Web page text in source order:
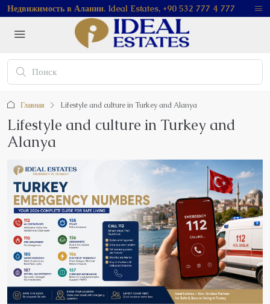
Недвижимость в Алании. Ideal Estates, +90 532 777 4 777
Главная Lifestyle and culture in Turkey and Alanya
Lifestyle and culture in Turkey and
Alanya